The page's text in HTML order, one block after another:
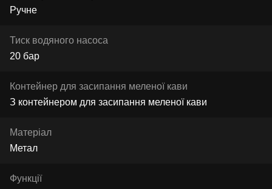
Ручне
Тиск водяного насоса
20 бар
Контейнер для засипання меленої кави
З контейнером для засипання меленої кави
Матеріал
Метал
Функції